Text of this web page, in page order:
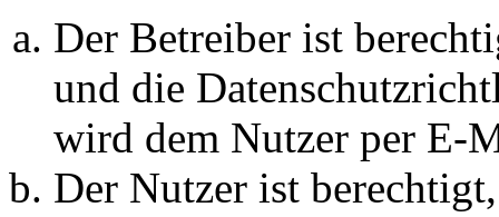
Der Betreiber ist
und die
wird dem Nutzer per E-
Der Nutzer ist